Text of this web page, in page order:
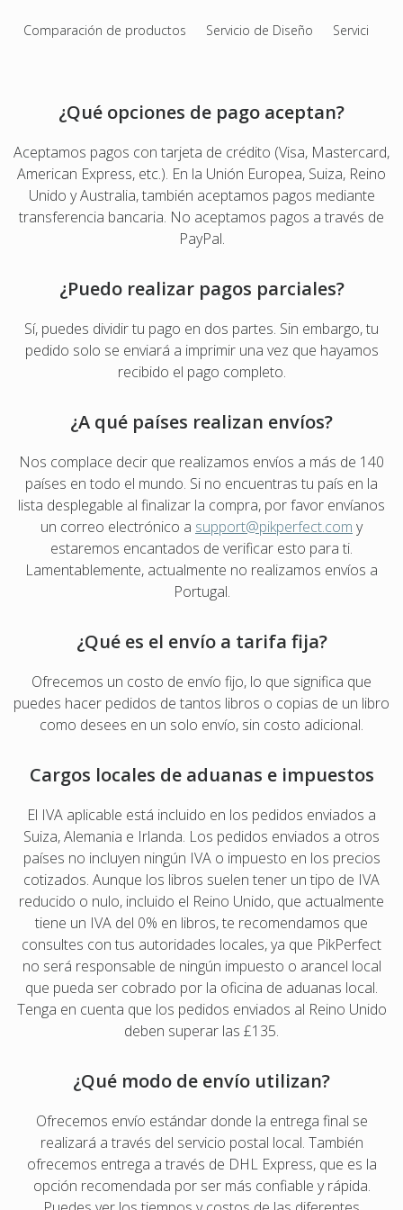
Álbum de Fotos de Compromiso
Libro de fotos Quinceañera
Photo Book Design Service
Comparación de productos Servicio de Diseño Servicio de
¿Qué opciones de pago aceptan?
Aceptamos pagos con tarjeta de crédito (Visa, Mastercard,
American Express, etc.). En la Unión Europea, Suiza, Reino
Unido y Australia, también aceptamos pagos mediante
transferencia bancaria. No aceptamos pagos a través de
PayPal.
¿Puedo realizar pagos parciales?
Sí, puedes dividir tu pago en dos partes. Sin embargo, tu
pedido solo se enviará a imprimir una vez que hayamos
recibido el pago completo.
¿A qué países realizan envíos?
Nos complace decir que realizamos envíos a más de 140
países en todo el mundo. Si no encuentras tu país en la
lista desplegable al finalizar la compra, por favor envíanos
un correo electrónico a support@pikperfect.com y
estaremos encantados de verificar esto para ti.
Lamentablemente, actualmente no realizamos envíos a
Portugal.
¿Qué es el envío a tarifa fija?
Ofrecemos un costo de envío fijo, lo que significa que
puedes hacer pedidos de tantos libros o copias de un libro
como desees en un solo envío, sin costo adicional.
Cargos locales de aduanas e impuestos
El IVA aplicable está incluido en los pedidos enviados a
Suiza, Alemania e Irlanda. Los pedidos enviados a otros
países no incluyen ningún IVA o impuesto en los precios
cotizados. Aunque los libros suelen tener un tipo de IVA
reducido o nulo, incluido el Reino Unido, que actualmente
tiene un IVA del 0% en libros, te recomendamos que
consultes con tus autoridades locales, ya que PikPerfect
no será responsable de ningún impuesto o arancel local
que pueda ser cobrado por la oficina de aduanas local.
Tenga en cuenta que los pedidos enviados al Reino Unido
deben superar las £135.
¿Qué modo de envío utilizan?
Ofrecemos envío estándar donde la entrega final se
realizará a través del servicio postal local. También
ofrecemos entrega a través de DHL Express, que es la
opción recomendada por ser más confiable y rápida.